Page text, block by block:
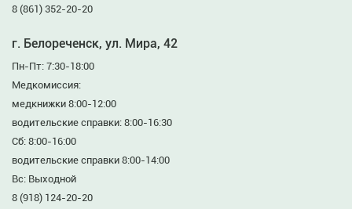
8 (861) 352-20-20
г. Белореченск, ул. Мира, 42
Пн-Пт: 7:30-18:00
Медкомиссия:
медкнижки 8:00-12:00
водительские справки: 8:00-16:30
Сб: 8:00-16:00
водительские справки 8:00-14:00
Вс: Выходной
8 (918) 124-20-20